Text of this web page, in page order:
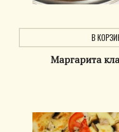
В
Маргарита